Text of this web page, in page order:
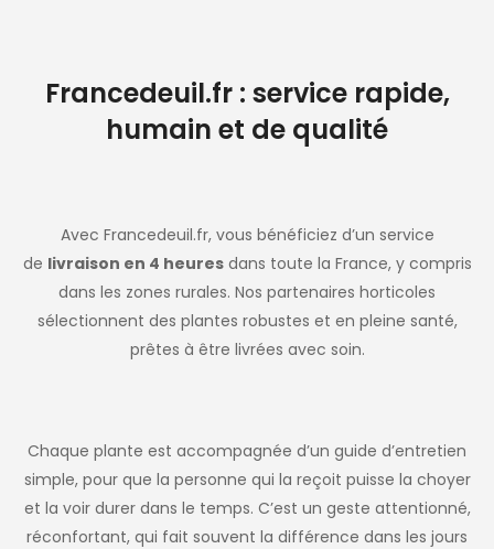
Francedeuil.fr : service rapide,
humain et de qualité
Avec Francedeuil.fr, vous bénéficiez d’un service
de livraison en 4 heuresdans toute la France, y compris
dans les zones rurales. Nos partenaires horticoles
sélectionnent des plantes robustes et en pleine santé,
prêtes à être livrées avec soin.
Chaque plante est accompagnée d’un guide d’entretien
simple, pour que la personne qui la reçoit puisse la choyer
et la voir durer dans le temps. C’est un geste attentionné,
réconfortant, qui fait souvent la différence dans les jours